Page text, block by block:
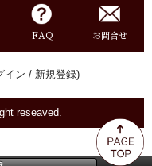
FAQ お問合せ
イン / 新規登録)
reseaved.